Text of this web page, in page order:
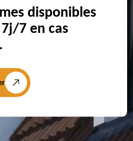
disponibles
7 en cas